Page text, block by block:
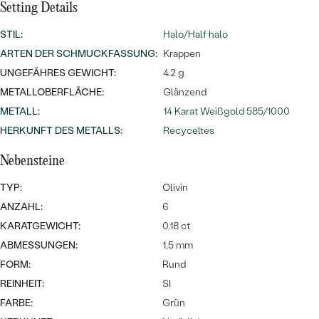
Wave Kollektion
ANSEHEN
NACH DER FARBE
MASSGEFERTIGTER
DIAMANTEN
Ohrrinnge
ANSEHEN
Personalisierte
Halsketten
ANSEHEN
Meistverkaufte
Ringe
ANSEHEN
Setting Details
STIL:
Halo/Half halo
ARTEN DER SCHMUCKFASSUNG: Krappen
UNGEFÄHRES GEWICHT:
4.2 g
METALLOBERFLÄCHE:
Glänzend
METALL:
14 Karat Weißgold 585/1000
HERKUNFT DES METALLS: Recyceltes
Nebensteine
TYP:
Olivin
ANZAHL:
6
KARATGEWICHT:
0.18 ct
ABMESSUNGEN:
1.5 mm
FORM:
Rund
REINHEIT:
SI
FARBE:
Grün